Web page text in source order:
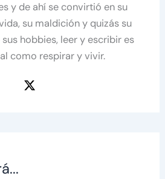
y de ahí se convirtió en su
su maldición y quizás su
hobbies, leer y escribir es
como respirar y vivir.